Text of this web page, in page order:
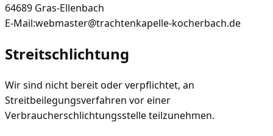
64689 Gras-Ellenbach
E-Mail:webmaster@trachtenkapelle-kocherbach.de
Streitschlichtung
Wir sind nicht bereit oder verpflichtet, an
Streitbeilegungsverfahren vor einer
Verbraucherschlichtungsstelle teilzunehmen.